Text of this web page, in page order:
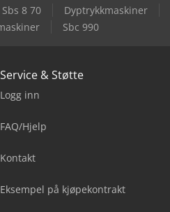
Sbs 8 70
Dyptrykkmaskiner
Sbc 990
Service & Støtte
Logg inn
FAQ/Hjelp
Kontakt
Eksempel på kjøpekontrakt